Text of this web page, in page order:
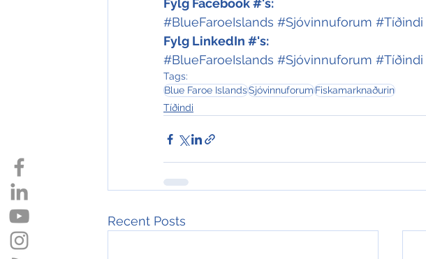
Fylg Facebook #'s:
#BlueFaroeIslands #Sjóvinnuforum #Tíðindi
Fylg LinkedIn #'s:
#BlueFaroeIslands #Sjóvinnuforum #Tíðindi
Tags:
Blue Faroe IslandsSjóvinnuforumFiskamarknaðurin
Tíðindi
Recent Posts